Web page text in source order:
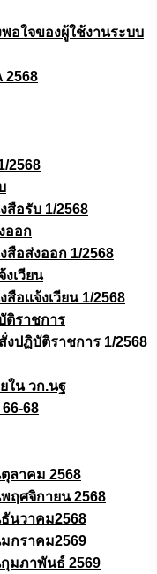
อใจของผู้ใช้งานระบบ
2568
2568
สือรับ 1/2568
ออก
สือส่งออก 1/2568
เวียน
สือเเจ้งเวียน 1/2568
ติราชการ
งปฏิบัติราชการ 1/2568
ใน วก.นฐ
68
ลาคม 2568
ฤศจิกายน 2568
นวาคม2568
กราคม2569
มภาพันธ์ 2569